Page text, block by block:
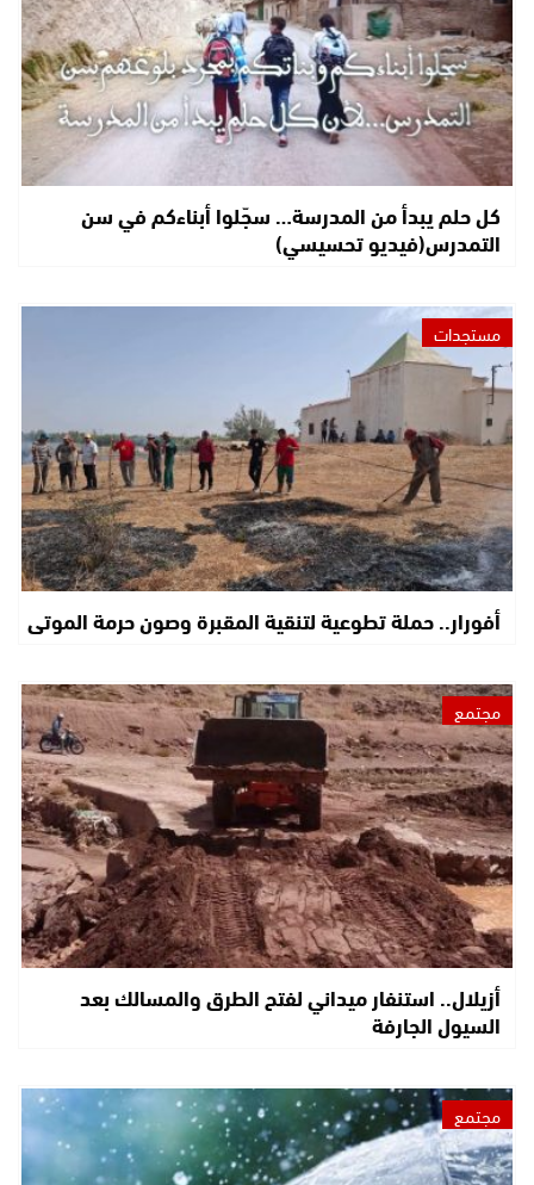
كل حلم يبدأ من المدرسة… سجّلوا أبناءكم في سن
التمدرس(فيديو تحسيسي)
مستجدات
أفورار.. حملة تطوعية لتنقية المقبرة وصون حرمة الموتى
مجتمع
أزيلال.. استنفار ميداني لفتح الطرق والمسالك بعد
السيول الجارفة
مجتمع